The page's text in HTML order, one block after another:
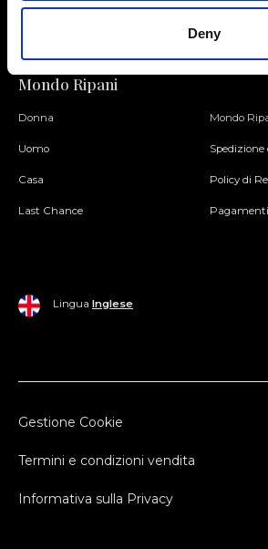
Deny
Mondo Ripani
Donna
Uomo
Casa
Last Chance
Mondo
Spedizione
Policy di
Pagamenti
Lingua Inglese
Gestione Cookie
Termini e condizioni vendita
Informativa sulla Privacy